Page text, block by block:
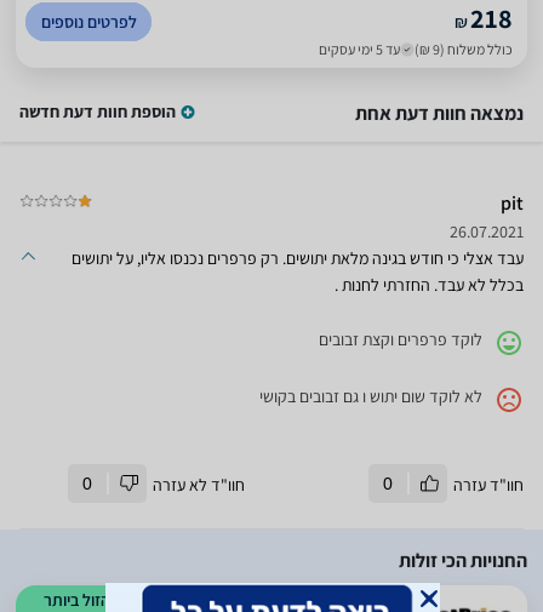
₪218
כולל משלוח (9 ₪) עד 5 ימי עסקים
לפרטים נוספים
נמצאה חוות דעת אחת הוספת חוות דעת חדשה
pit
26.07.2021
עבד אצלי כי חודש בגינה מלאת יתושים. רק פרפרים נכנסו אליו, על יתושים
בכלל לא עבד. החזרתי לחנות .
לוקד פרפרים וקצת זבובים
לא לוקד שום יתוש ו גם זבובים בקושי
חוו"ד עזרה 0 חוו"ד לא עזרה 0
החנויות הכי זולות
הזול ביותר